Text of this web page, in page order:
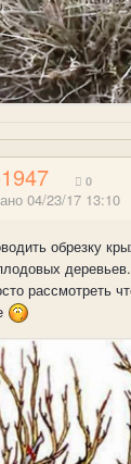
0
04/23/17 13:10
обрезку
рассмотреть